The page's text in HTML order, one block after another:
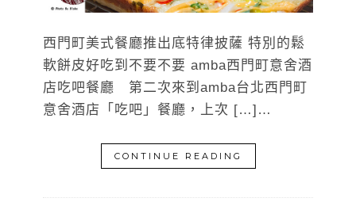
西門町美式餐廳推出底特律披薩 特別的鬆
軟餅皮好吃到不要不要 amba西門町意舍酒
店吃吧餐廳 第二次來到amba台北西門町
意舍酒店「吃吧」餐廳，上次 […]…
CONTINUE READING